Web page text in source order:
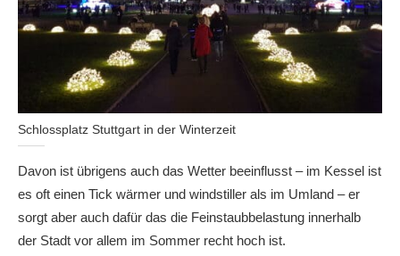
Schlossplatz Stuttgart in der Winterzeit
Davon ist übrigens auch das Wetter beeinflusst – im Kessel ist
es oft einen Tick wärmer und windstiller als im Umland – er
sorgt aber auch dafür das die Feinstaubbelastung innerhalb
der Stadt vor allem im Sommer recht hoch ist.